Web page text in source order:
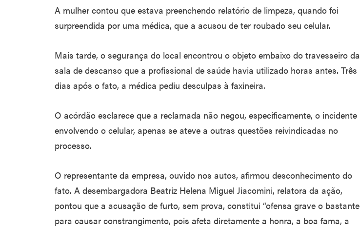
A mulher contou que estava preenchendo relatório de limpeza, quando foi
surpreendida por uma médica, que a acusou de ter roubado seu celular.
Mais tarde, o segurança do local encontrou o objeto embaixo do travesseiro da
sala de descanso que a profissional de saúde havia utilizado horas antes. Três
dias após o fato, a médica pediu desculpas à faxineira.
O acórdão esclarece que a reclamada não negou, especificamente, o incidente
envolvendo o celular, apenas se ateve a outras questões reivindicadas no
processo.
O representante da empresa, ouvido nos autos, afirmou desconhecimento do
fato. A desembargadora Beatriz Helena Miguel Jiacomini, relatora da ação,
pontou que a acusação de furto, sem prova, constitui “ofensa grave o bastante
para causar constrangimento, pois afeta diretamente a honra, a boa fama, a